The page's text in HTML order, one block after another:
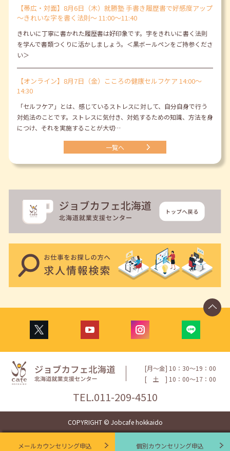
個別カウンセリング申込
メールカウンセリング申込
【帯広・対面】8月6日（木）就勝塾 手書き履歴書で好感度アップ
～きれいな字を書く法則～ 11:00～11:40
きれいに丁寧に書かれた履歴書は好印象です。字をきれいに書く法則
を学んで書類つくりに活かしましょう。＜黒ボールペンをご持参くださ
い＞
【オンライン】8月7日（金）こころの健康セルフケア 14:00～
14:30
「セルフケア」とは、感じているストレスに対して、自分自身で行う
対処法のことです。ストレスに気付き、対処するための知識、方法を身
につけ、それを実施することが大切…
一覧へ
[月〜金] 10：30〜19：00
[
土 ] 10：00〜17：00
TEL.011-209-4510
COPYRIGHT © Jobcafe hokkaido